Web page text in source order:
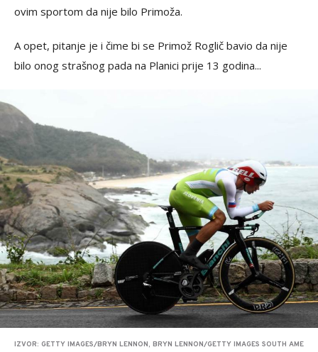
ovim sportom da nije bilo Primoža.
A opet, pitanje je i čime bi se Primož Roglič bavio da nije
bilo onog strašnog pada na Planici prije 13 godina...
IZVOR: GETTY IMAGES/BRYN LENNON, BRYN LENNON/GETTY IMAGES SOUTH AME